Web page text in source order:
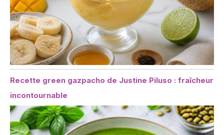
Recette green gazpacho de Justine Piluso : fraîcheur
incontournable